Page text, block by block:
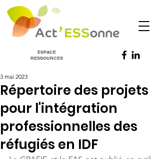
ESPACE
RESSOURCES
Répertoire des projets
pour l'intégration
professionnelles des
réfugiés en IDF
3 mai 2023